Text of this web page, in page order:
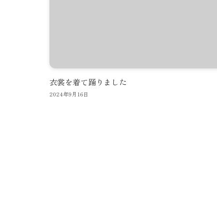
衣裳を着て踊りました
2024年9月16日